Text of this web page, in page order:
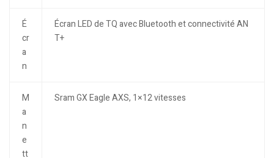
É
cr
a
n
Écran LED de TQ avec Bluetooth et connectivité AN
T+
M
a
n
e
tt
Sram GX Eagle AXS, 1×12 vitesses